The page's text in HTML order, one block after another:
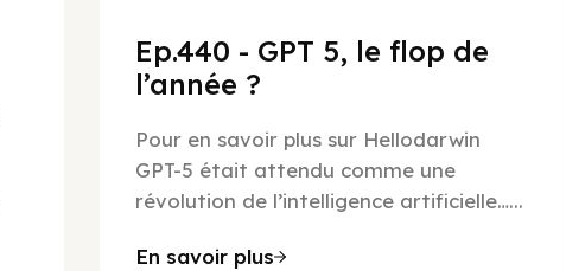
Ep.440 - GPT 5, le flop de
l’année ?
Pour en savoir plus sur Hellodarwin
GPT-5 était attendu comme une
révolution de l’intelligence artificielle…...
En savoir plus